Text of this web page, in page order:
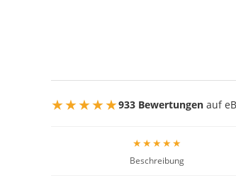
★★★★★933 Bewertungenauf
★★★★★
Beschreibung